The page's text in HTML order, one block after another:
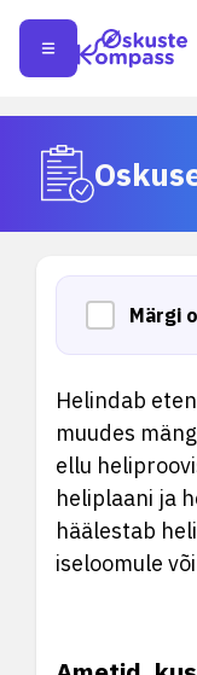
Märgi
Helindab
muudes
ellu
heliplaani ja
häälestab
iseloomule